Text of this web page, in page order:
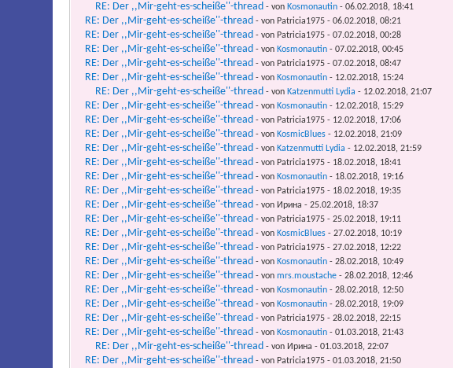
RE: Der ,,Mir-geht-es-scheiße''-thread - von Kosmonautin- 06.02.2018, 18:41
RE: Der ,,Mir-geht-es-scheiße''-thread - von Patricia1975 - 06.02.2018, 08:21
RE: Der ,,Mir-geht-es-scheiße''-thread - von Patricia1975 - 07.02.2018, 00:28
RE: Der ,,Mir-geht-es-scheiße''-thread - von Kosmonautin- 07.02.2018, 00:45
RE: Der ,,Mir-geht-es-scheiße''-thread - von Patricia1975 - 07.02.2018, 08:47
RE: Der ,,Mir-geht-es-scheiße''-thread - von Kosmonautin- 12.02.2018, 15:24
RE: Der ,,Mir-geht-es-scheiße''-thread - von Katzenmutti Lydia - 12.02.2018, 21:07
RE: Der ,,Mir-geht-es-scheiße''-thread - von Kosmonautin- 12.02.2018, 15:29
RE: Der ,,Mir-geht-es-scheiße''-thread - von Patricia1975 - 12.02.2018, 17:06
RE: Der ,,Mir-geht-es-scheiße''-thread - von KosmicBlues- 12.02.2018, 21:09
RE: Der ,,Mir-geht-es-scheiße''-thread - von Katzenmutti Lydia - 12.02.2018, 21:59
RE: Der ,,Mir-geht-es-scheiße''-thread - von Patricia1975 - 18.02.2018, 18:41
RE: Der ,,Mir-geht-es-scheiße''-thread - von Kosmonautin- 18.02.2018, 19:16
RE: Der ,,Mir-geht-es-scheiße''-thread - von Patricia1975 - 18.02.2018, 19:35
RE: Der ,,Mir-geht-es-scheiße''-thread - von Ирина - 25.02.2018, 18:37
RE: Der ,,Mir-geht-es-scheiße''-thread - von Patricia1975 - 25.02.2018, 19:11
RE: Der ,,Mir-geht-es-scheiße''-thread - von KosmicBlues- 27.02.2018, 10:19
RE: Der ,,Mir-geht-es-scheiße''-thread - von Patricia1975 - 27.02.2018, 12:22
RE: Der ,,Mir-geht-es-scheiße''-thread - von Kosmonautin- 28.02.2018, 10:49
RE: Der ,,Mir-geht-es-scheiße''-thread - von mrs.moustache- 28.02.2018, 12:46
RE: Der ,,Mir-geht-es-scheiße''-thread - von Kosmonautin- 28.02.2018, 12:50
RE: Der ,,Mir-geht-es-scheiße''-thread - von Kosmonautin- 28.02.2018, 19:09
RE: Der ,,Mir-geht-es-scheiße''-thread - von Patricia1975 - 28.02.2018, 22:15
RE: Der ,,Mir-geht-es-scheiße''-thread - von Kosmonautin- 01.03.2018, 21:43
RE: Der ,,Mir-geht-es-scheiße''-thread - von Ирина - 01.03.2018, 22:07
RE: Der ,,Mir-geht-es-scheiße''-thread - von Patricia1975 - 01.03.2018, 21:50